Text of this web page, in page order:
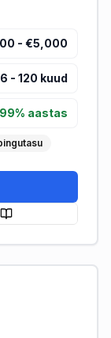
- €5,000
6 - 120 kuud
aastas